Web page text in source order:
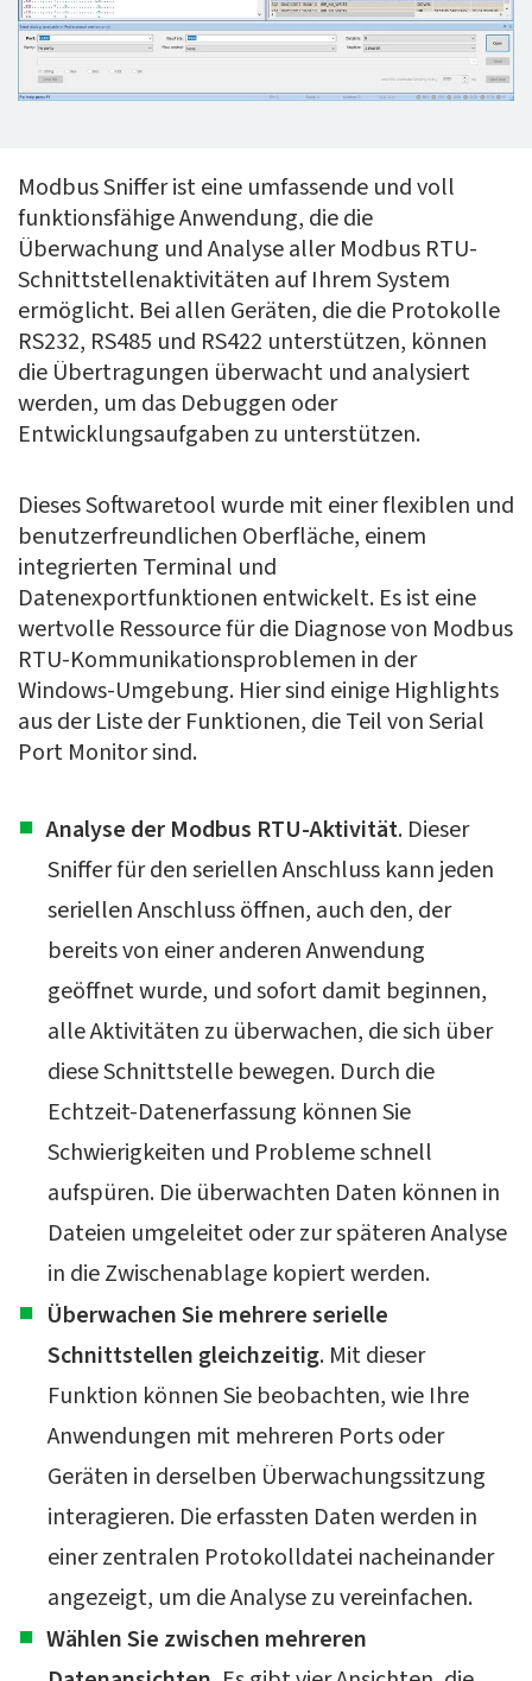
Modbus Sniffer ist eine umfassende und voll
funktionsfähige Anwendung, die die
Überwachung und Analyse aller Modbus RTU-
Schnittstellenaktivitäten auf Ihrem System
ermöglicht. Bei allen Geräten, die die Protokolle
RS232, RS485 und RS422 unterstützen, können
die Übertragungen überwacht und analysiert
werden, um das Debuggen oder
Entwicklungsaufgaben zu unterstützen.
Dieses Softwaretool wurde mit einer flexiblen und
benutzerfreundlichen Oberfläche, einem
integrierten Terminal und
Datenexportfunktionen entwickelt. Es ist eine
wertvolle Ressource für die Diagnose von Modbus
RTU-Kommunikationsproblemen in der
Windows-Umgebung. Hier sind einige Highlights
aus der Liste der Funktionen, die Teil von Serial
Port Monitor sind.
Analyse der Modbus RTU-Aktivität. Dieser
Sniffer für den seriellen Anschluss kann jeden
seriellen Anschluss öffnen, auch den, der
bereits von einer anderen Anwendung
geöffnet wurde, und sofort damit beginnen,
alle Aktivitäten zu überwachen, die sich über
diese Schnittstelle bewegen. Durch die
Echtzeit-Datenerfassung können Sie
Schwierigkeiten und Probleme schnell
aufspüren. Die überwachten Daten können in
Dateien umgeleitet oder zur späteren Analyse
in die Zwischenablage kopiert werden.
Überwachen Sie mehrere serielle
Schnittstellen gleichzeitig. Mit dieser
Funktion können Sie beobachten, wie Ihre
Anwendungen mit mehreren Ports oder
Geräten in derselben Überwachungssitzung
interagieren. Die erfassten Daten werden in
einer zentralen Protokolldatei nacheinander
angezeigt, um die Analyse zu vereinfachen.
Wählen Sie zwischen mehreren